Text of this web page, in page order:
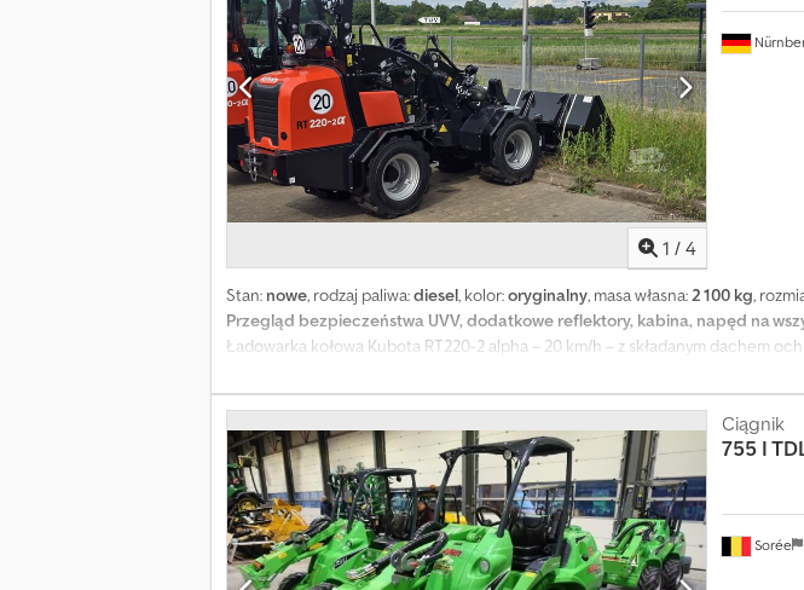
1 / 4
Stan: nowe, rodzaj paliwa:diesel, kolor:oryginalny, masa własna:2 100 kg,
Przegląd bezpieczeństwa UVV, dodatkowe reflektory, kabina, napęd na
Ładowarka kołowa Kubota RT220-2 alpha – 20 km/h – z składanym dachem
Sorée
Ciągnik
755 I